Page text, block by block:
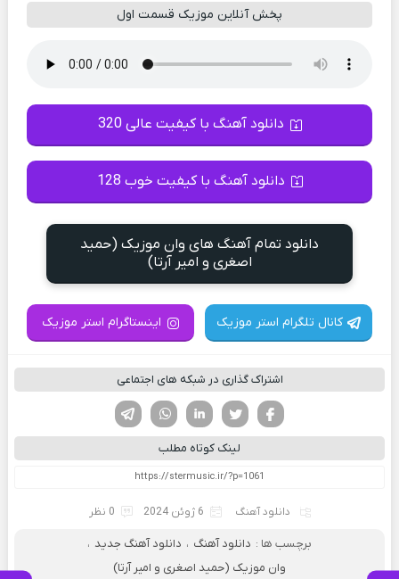
پخش آنلاین موزیک قسمت اول
دانلود آهنگ با کیفیت عالی 320
دانلود آهنگ با کیفیت خوب 128
دانلود تمام آهنگ های وان موزیک (حمید
اصغری و امیر آرتا)
کانال تلگرام استر موزیک اینستاگرام استر موزیک
اشتراک گذاری در شبکه های اجتماعی
لینکدین تویتر
فیسوک
لینک کوتاه مطلب
دانلود آهنگ 6 ژوئن 2024 0 نظر
برچسب ها : دانلود آهنگ ، دانلود آهنگ جدید ،
وان موزیک (حمید اصغری و امیر آرتا)